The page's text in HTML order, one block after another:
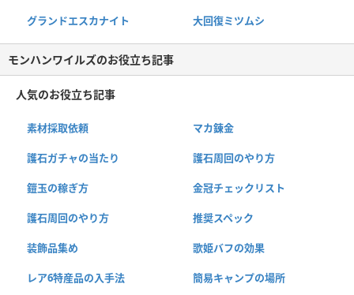
グランドエスカナイト 大回復ミツムシ
モンハンワイルズのお役立ち記事
人気のお役立ち記事
素材採取依頼 マカ錬金
護石ガチャの当たり 護石周回のやり方
鎧玉の稼ぎ方 金冠チェックリスト
護石周回のやり方 推奨スペック
装飾品集め 歌姫バフの効果
レア6特産品の入手法 簡易キャンプの場所